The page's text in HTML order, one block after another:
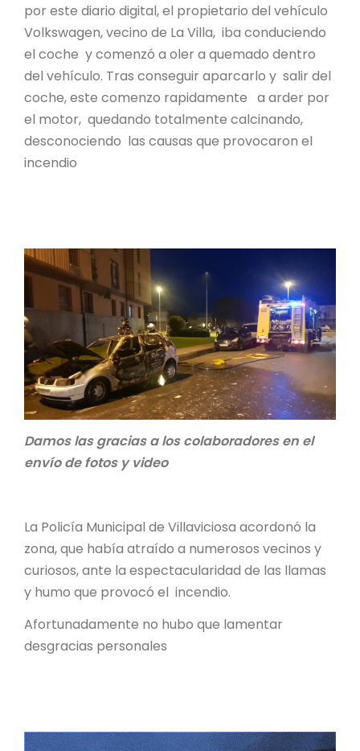
por este diario digital, el propietario del vehículo
Volkswagen, vecino de La Villa, iba conduciendo
el coche y comenzó a oler a quemado dentro
del vehículo. Tras conseguir aparcarlo y salir del
coche, este comenzo rapidamente a arder por
el motor, quedando totalmente calcinando,
desconociendo las causas que provocaron el
incendio
Damos las gracias a los colaboradores en el
envío de fotos y video
La Policía Municipal de Villaviciosa acordonó la
zona, que había atraído a numerosos vecinos y
curiosos, ante la espectacularidad de las llamas
y humo que provocó el incendio.
Afortunadamente no hubo que lamentar
desgracias personales